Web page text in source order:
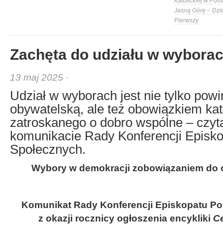
Jasną Górę –
Pierwszy
Zachęta do udziału w
13 maj 2025 ·
Udział w wyborach jest nie tylko
obywatelską, ale też obowiązkiem
zatroskanego o dobro wspólne –
komunikacie Rady Konferencji
Społecznych.
Wybory w demokracji zobowiązaniem
Komunikat Rady Konferencji Episkopatu
z okazji rocznicy ogłoszenia encykliki